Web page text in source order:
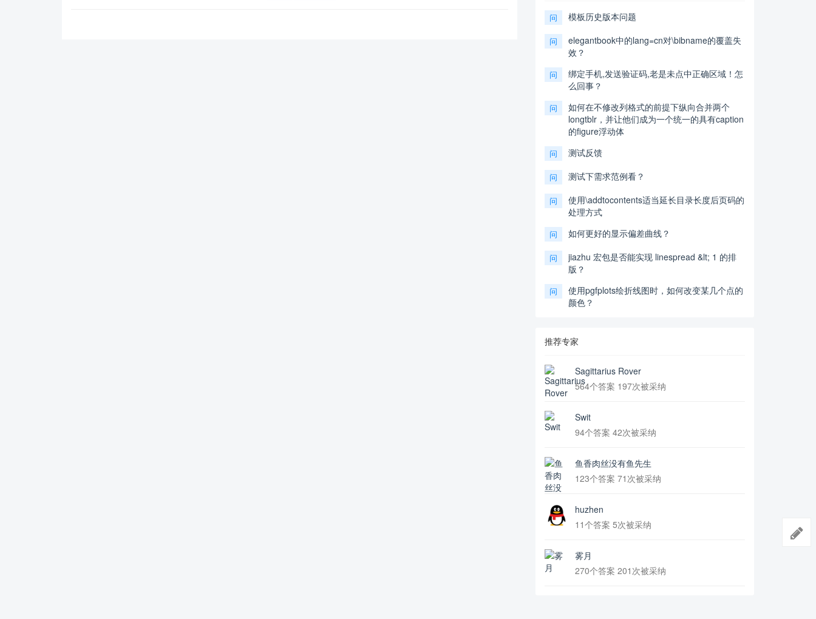
问 模板历史版本问题
问
elegantbook中的lang=cn对\bibname的覆盖失
效？
问
绑定手机,发送验证码,老是未点中正确区域！怎
么回事？
问
如何在不修改列格式的前提下纵向合并两个
longtblr，并让他们成为一个统一的具有caption
的figure浮动体
问 测试反馈
问 测试下需求范例看？
问
使用\addtocontents适当延长目录长度后页码的
处理方式
问 如何更好的显示偏差曲线？
问
jiazhu 宏包是否能实现 linespread &lt; 1 的排
版？
问
使用pgfplots绘折线图时，如何改变某几个点的
颜色？
推荐专家
Sagittarius Rover
564个答案 197次被采纳
Swit
94个答案 42次被采纳
鱼香肉丝没有鱼先生
123个答案 71次被采纳
huzhen
11个答案 5次被采纳
雾月
270个答案 201次被采纳